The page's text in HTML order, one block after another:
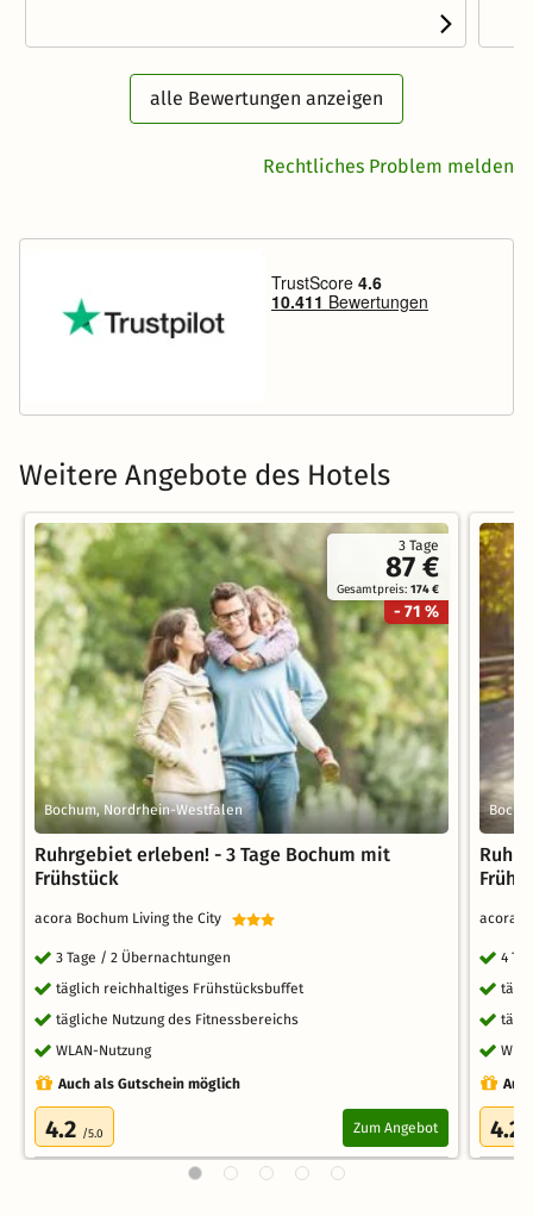
alle Bewertungen anzeigen
Rechtliches Problem melden
Weitere Angebote des Hotels
3 Tage
87 €
Gesamtpreis:174 €
- 71 %
Bochum, Nordrhein-Westfalen
Ruhrgebiet erleben! - 3 Tage Bochum mit
Frühstück
acora Bochum Living the City
3 Tage / 2 Übernachtungen
täglich reichhaltiges Frühstücksbuffet
tägliche Nutzung des Fitnessbereichs
WLAN-Nutzung
Auch als Gutschein möglich
4.2 /5.0 Zum Angebot
acora
4
4.2